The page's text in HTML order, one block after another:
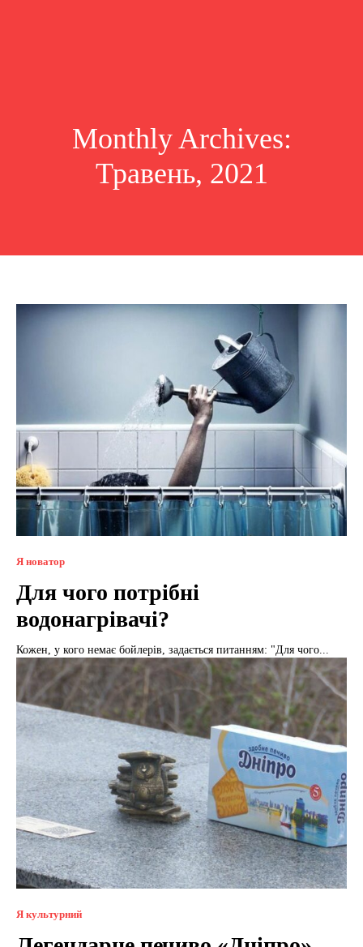
Monthly Archives:
Травень, 2021
Я новатор
Для чого потрібні
водонагрівачі?
Кожен, у кого немає бойлерів, задається питанням: "Для чого...
Я культурний